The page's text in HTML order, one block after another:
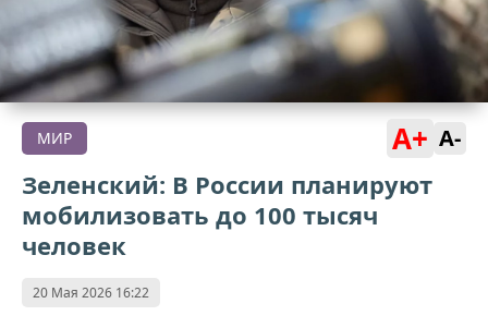
МИР A+ A-
Зеленский: В России планируют
мобилизовать до 100 тысяч
человек
20 Мая 2026 16:22